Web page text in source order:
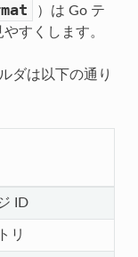
）は Go テ
すくします。
ダは以下の通り
ID
リ